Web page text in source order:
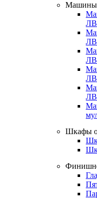
Машины
Шкафы